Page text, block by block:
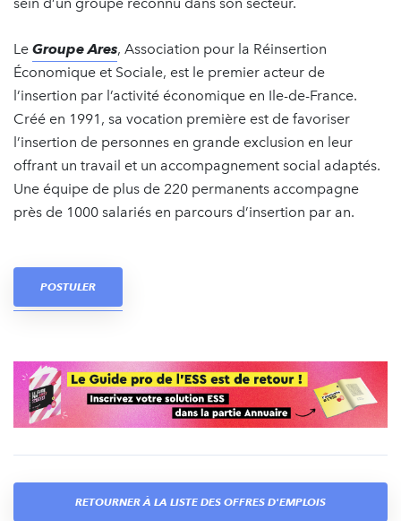
Le Groupe Ares, Association pour la Réinsertion
Économique et Sociale, est le premier acteur de
l’insertion par l’activité économique en Ile-de-France.
Créé en 1991, sa vocation première est de favoriser
l’insertion de personnes en grande exclusion en leur
offrant un travail et un accompagnement social adaptés.
Une équipe de plus de 220 permanents accompagne
près de 1000 salariés en parcours d’insertion par an.
POSTULER
RETOURNER À LA LISTE DES OFFRES D'EMPLOIS